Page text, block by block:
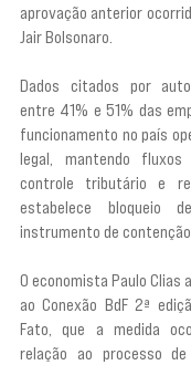
aprovação anterior
Jair Bolsonaro.
Dados citados por
entre 41% e 51% das
funcionamento no país
legal, mantendo
controle tributário e
estabelece bloqueio
instrumento de
O economista Paulo
ao Conexão BdF 2ª
Fato, que a medida
relação ao processo de